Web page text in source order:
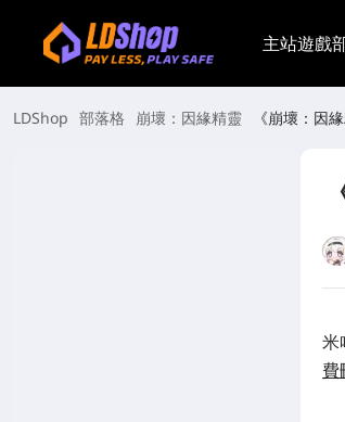
主站遊戲
LDShop 部落格 崩壞：因緣精靈 《崩壞：因
米
費